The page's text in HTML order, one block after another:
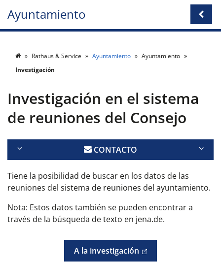
Ayuntamiento
Rathaus & Service Ayuntamiento
Ayuntamiento
Investigación
Investigación en el sistema
de reuniones del Consejo
CONTACTO
Tiene la posibilidad de buscar en los datos de las
reuniones del sistema de reuniones del ayuntamiento.
Nota: Estos datos también se pueden encontrar a
través de la búsqueda de texto en jena.de.
A la investigación